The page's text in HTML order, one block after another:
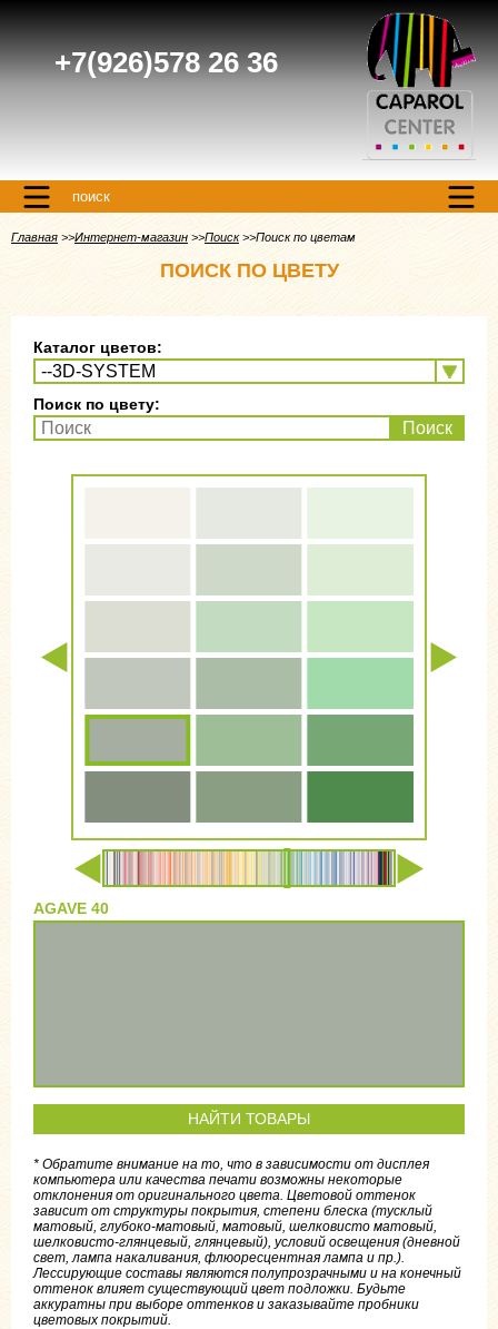
+7(926)578 26 36
поиск
Главная Интернет-магазин Поиск Поиск по цветам
ПОИСК ПО ЦВЕТУ
Каталог цветов:
Поиск по цвету:
Поиск
AGAVE 40
НАЙТИ ТОВАРЫ
* Обратите внимание на то, что в зависимости от дисплея
компьютера или качества печати возможны некоторые
отклонения от оригинального цвета. Цветовой оттенок
зависит от структуры покрытия, степени блеска (тусклый
матовый, глубоко-матовый, матовый, шелковисто матовый,
шелковисто-глянцевый, глянцевый), условий освещения (дневной
свет, лампа накаливания, флюоресцентная лампа и пр.).
Лессирующие составы являются полупрозрачными и на конечный
оттенок влияет существующий цвет подложки. Будьте
аккуратны при выборе оттенков и заказывайте пробники
цветовых покрытий.